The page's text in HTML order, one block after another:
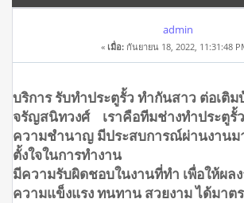
จรัญสนิทวงศ์ โทร.0908944938 (อ่าน 17290 ค
admin
« เมื่อ: กันยายน 18, 2022, 11:31:48
บริการ รับทำประตูรั้ว ทำกันสาว ต่อเติ
จรัญสนิทวงศ์ เราคือทีมช่างทำประตูรั้
ความชำนาญ มีประสบการณ์ผ่านงานม
ตั้งใจในการทำงาน
มีความรับผิดชอบในงานที่ทำ เพื่อให้ผล
ความแข็งแรง ทนทาน สวยงาม ได้มาต